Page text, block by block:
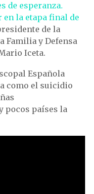
de esperanza.
en la etapa final de
de la
Familia y Defensa
Iceta.
Española
como el suicidio
pocos países la